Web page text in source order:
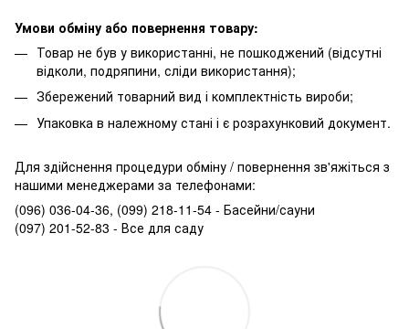
Умови обміну або повернення товару:
Товар не був у використанні, не пошкоджений (відсутні
відколи, подряпини, сліди використання);
Збережений товарний вид і комплектність вироби;
Упаковка в належному стані і є розрахунковий документ.
Для здійснення процедури обміну / повернення зв'яжіться з
нашими менеджерами за телефонами:
(096) 036-04-36, (099) 218-11-54 - Басейни/сауни
(097) 201-52-83 - Все для саду